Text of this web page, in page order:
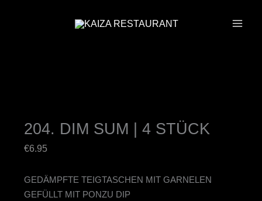
204. DIM SUM | 4 STÜCK
€6.95
GEDÄMPFTE TEIGTASCHEN MIT GARNELEN
GEFÜLLT MIT PONZU DIP